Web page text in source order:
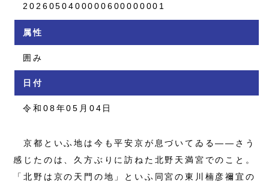
2026050400000600000001
属性
囲み
日付
令和08年05月04日
京都といふ地は今も平安京が息づいてゐる――さう
感じたのは、久方ぶりに訪ねた北野天満宮でのこと。
「北野は京の天門の地」といふ同宮の東川楠彦禰宜の